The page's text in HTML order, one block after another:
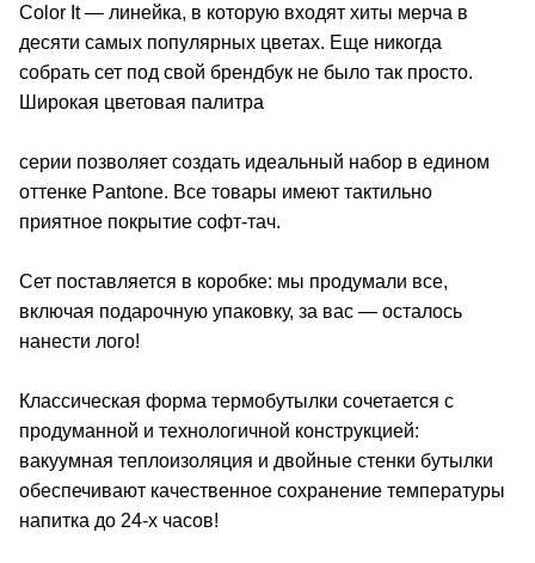
Color It — линейка, в которую входят хиты мерча в
десяти самых популярных цветах. Еще никогда
собрать сет под свой брендбук не было так просто.
Широкая цветовая палитра
серии позволяет создать идеальный набор в едином
оттенке Pantone. Все товары имеют тактильно
приятное покрытие софт-тач.
Сет поставляется в коробке: мы продумали все,
включая подарочную упаковку, за вас — осталось
нанести лого!
Классическая форма термобутылки сочетается с
продуманной и технологичной конструкцией:
вакуумная теплоизоляция и двойные стенки бутылки
обеспечивают качественное сохранение температуры
напитка до 24-х часов!